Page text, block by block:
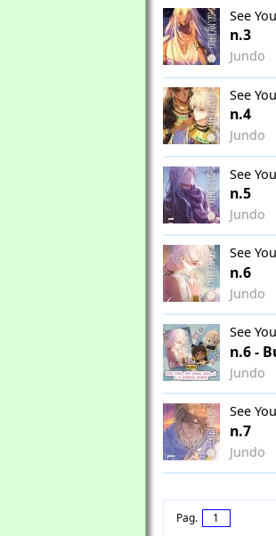
See
n.3
Jundo
See
n.4
Jundo
See
n.5
Jundo
See
n.6
Jundo
See
n.6 -
Jundo
See
n.7
Jundo
Pag. 1